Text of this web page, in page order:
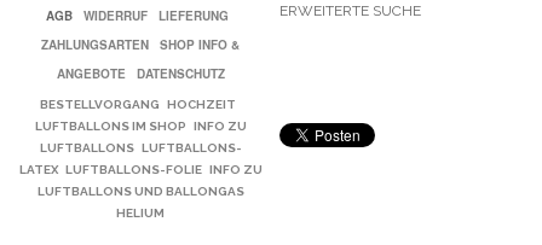
AGB
WIDERRUF
LIEFERUNG
ZAHLUNGSARTEN
SHOP INFO &
ANGEBOTE
DATENSCHUTZ
BESTELLVORGANG
HOCHZEIT
LUFTBALLONS IM SHOP
INFO ZU
LUFTBALLONS LUFTBALLONS-
LATEX LUFTBALLONS-FOLIE INFO ZU
LUFTBALLONS UND BALLONGAS
HELIUM
ERWEITERTE SUCHE